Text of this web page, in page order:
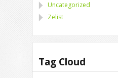
Uncategorized
Zelist
Tag Cloud